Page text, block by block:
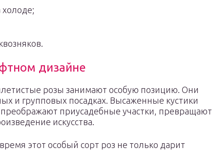
дизайне
розы занимают особую позицию. Они
и групповых посадках. Высаженные кустики
приусадебные участки, превращают
искусства.
этот особый сорт роз не только дарит